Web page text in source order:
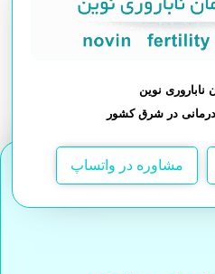
ناباروری نوین
مشاوره در واتساپ